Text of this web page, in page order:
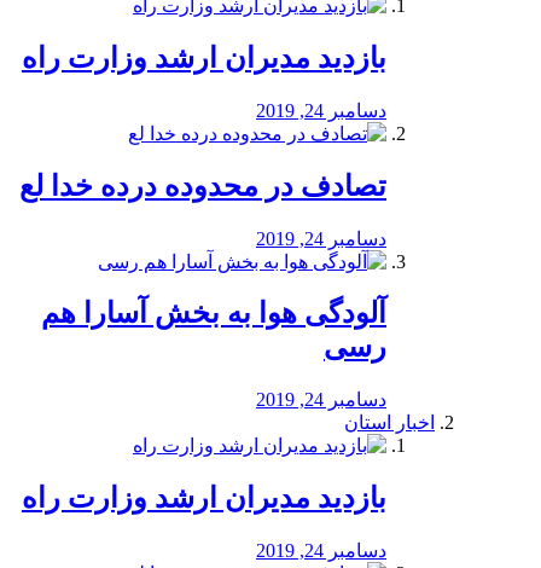
بازدید مدیران ارشد وزارت راه
دسامبر 24, 2019
تصادف در محدوده درده خدا لع
دسامبر 24, 2019
آلودگی هوا به بخش آسارا هم
رسی
دسامبر 24, 2019
اخبار استان
بازدید مدیران ارشد وزارت راه
دسامبر 24, 2019